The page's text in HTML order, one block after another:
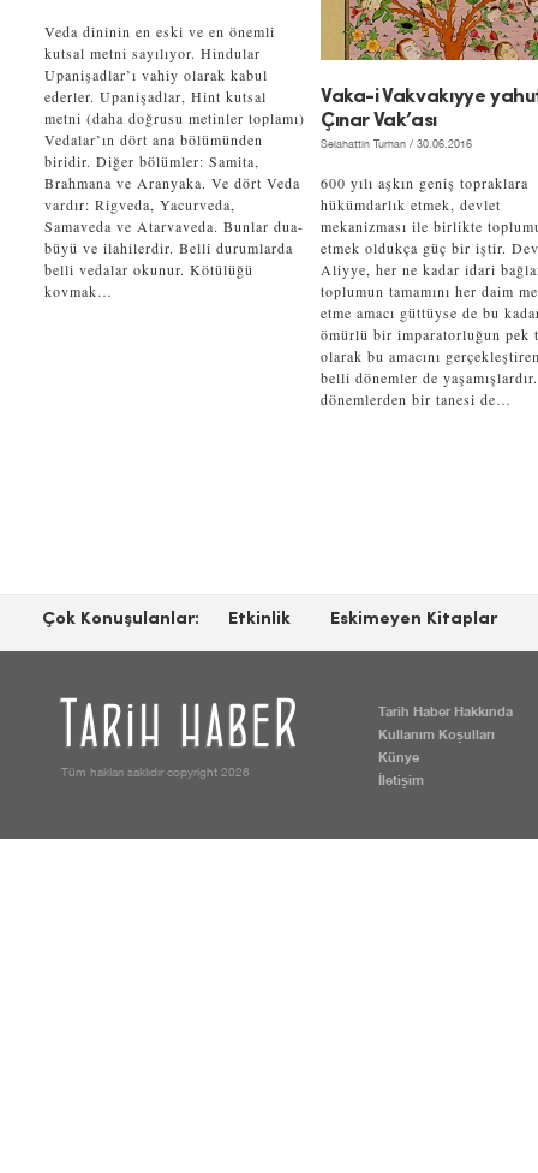
Veda dininin en eski ve en önemli
kutsal metni sayılıyor. Hindular
Upanişadlar’ı vahiy olarak kabul
ederler. Upanişadlar, Hint kutsal
metni (daha doğrusu metinler toplamı)
Vedalar’ın dört ana bölümünden
biridir. Diğer bölümler: Samita,
Brahmana ve Aranyaka. Ve dört Veda
vardır: Rigveda, Yacurveda,
Samaveda ve Atarvaveda. Bunlar dua-
büyü ve ilahilerdir. Belli durumlarda
belli vedalar okunur. Kötülüğü
kovmak…
Vaka-i Vakvakıyye
Çınar Vak’ası
Selahattin Turhan / 30.06.2016
600 yılı aşkın geniş topraklara
hükümdarlık etmek, devlet
mekanizması ile birlikte
etmek oldukça güç bir iştir.
Aliyye, her ne kadar idari
toplumun tamamını her daim
etme amacı güttüyse de bu
ömürlü bir imparatorluğun pek
olarak bu amacını
belli dönemler de
dönemlerden bir tanesi de…
Çok Konuşulanlar: Etkinlik Eskimeyen Kitaplar
Tarih Haber Hakkında
Kullanım Koşulları
Künye
İletişim
Tüm hakları saklıdır copyright 2026